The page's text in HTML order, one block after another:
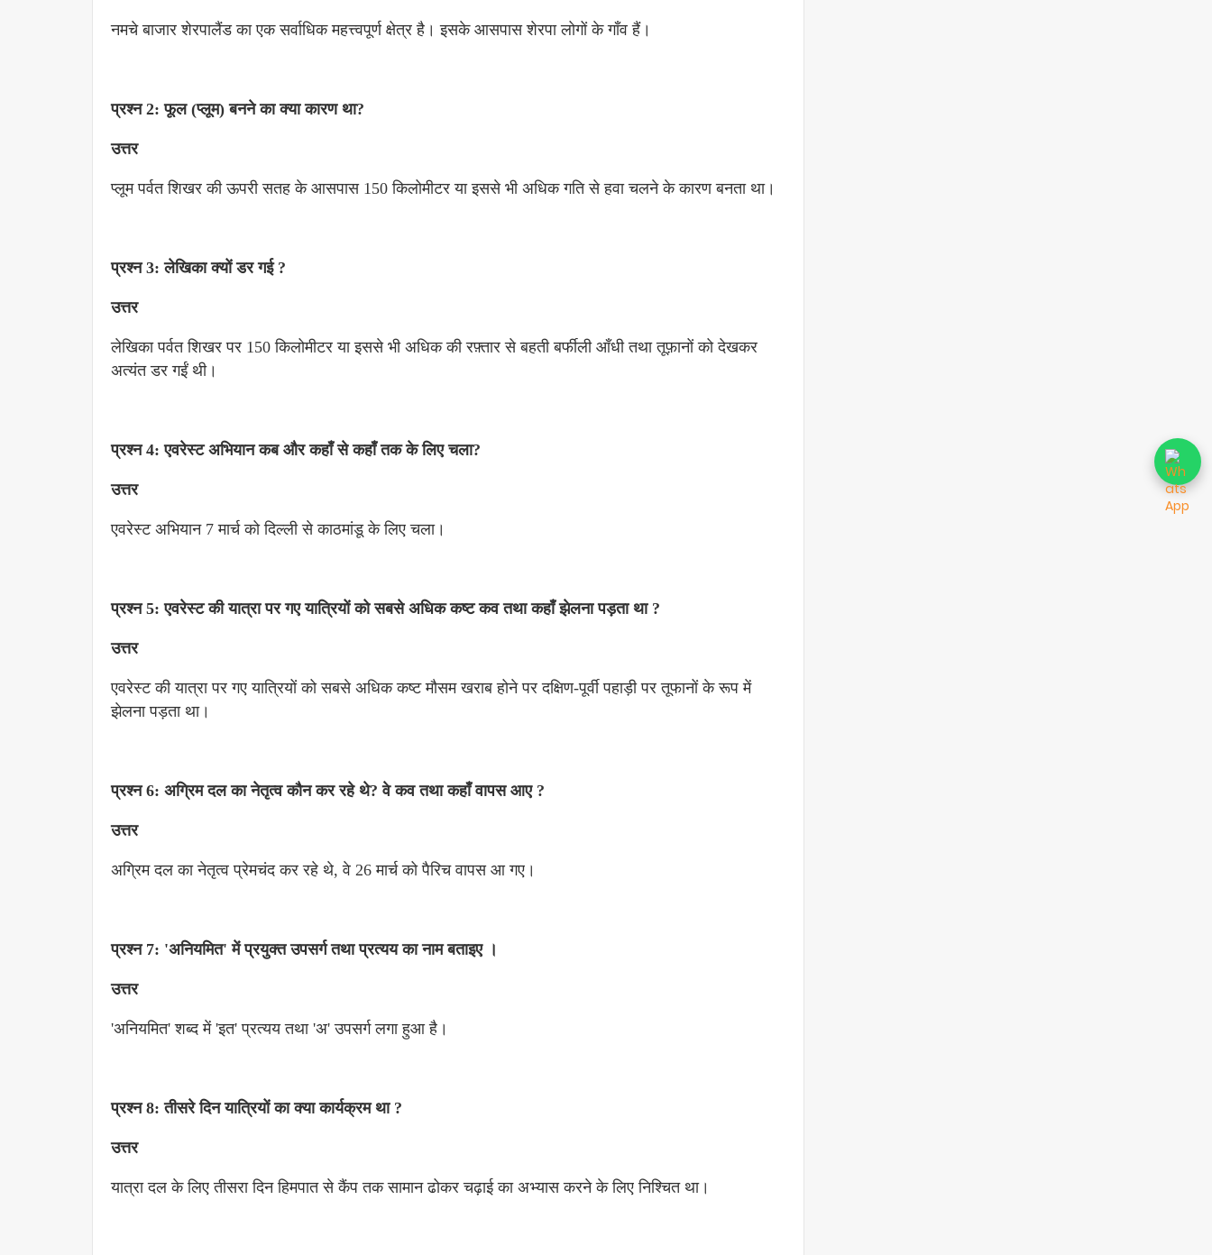
नमचे बाजार शेरपालैंड का एक सर्वाधिक महत्त्वपूर्ण क्षेत्र है। इसके आसपास शेरपा लोगों के गाँव हैं।
प्रश्न 2: फूल (प्लूम) बनने का क्या कारण था?
उत्तर
प्लूम पर्वत शिखर की ऊपरी सतह के आसपास 150 किलोमीटर या इससे भी अधिक गति से हवा चलने के कारण बनता था।
प्रश्न 3: लेखिका क्यों डर गई ?
उत्तर
लेखिका पर्वत शिखर पर 150 किलोमीटर या इससे भी अधिक की रफ़्तार से बहती बर्फीली आँधी तथा तूफ़ानों को देखकर
अत्यंत डर गईं थी।
प्रश्न 4: एवरेस्ट अभियान कब और कहाँ से कहाँ तक के लिए चला?
उत्तर
एवरेस्ट अभियान 7 मार्च को दिल्ली से काठमांडू के लिए चला।
प्रश्न 5: एवरेस्ट की यात्रा पर गए यात्रियों को सबसे अधिक कष्ट कव तथा कहाँ झेलना पड़ता था ?
उत्तर
एवरेस्ट की यात्रा पर गए यात्रियों को सबसे अधिक कष्ट मौसम खराब होने पर दक्षिण-पूर्वी पहाड़ी पर तूफानों के रूप में
झेलना पड़ता था।
प्रश्न 6: अग्रिम दल का नेतृत्व कौन कर रहे थे? वे कव तथा कहाँ वापस आए ?
उत्तर
अग्रिम दल का नेतृत्व प्रेमचंद कर रहे थे, वे 26 मार्च को पैरिच वापस आ गए।
प्रश्न 7: 'अनियमित' में प्रयुक्त उपसर्ग तथा प्रत्यय का नाम बताइए ।
उत्तर
'अनियमित' शब्द में 'इत' प्रत्यय तथा 'अ' उपसर्ग लगा हुआ है।
प्रश्न 8: तीसरे दिन यात्रियों का क्या कार्यक्रम था ?
उत्तर
यात्रा दल के लिए तीसरा दिन हिमपात से कैंप तक सामान ढोकर चढ़ाई का अभ्यास करने के लिए निश्चित था।